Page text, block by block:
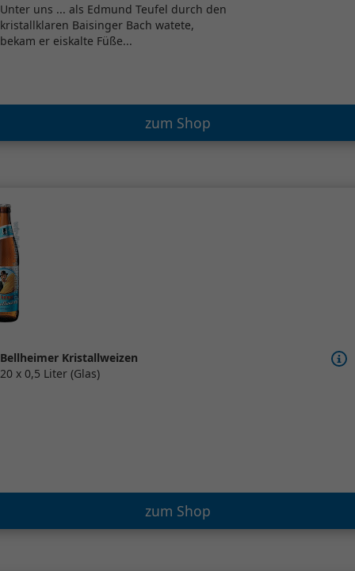
Unter uns ... als Edmund Teufel durch den
kristallklaren Baisinger Bach watete,
bekam er eiskalte Füße...
zum Shop
Bellheimer Kristallweizen
20 x 0,5 Liter (Glas)
zum Shop